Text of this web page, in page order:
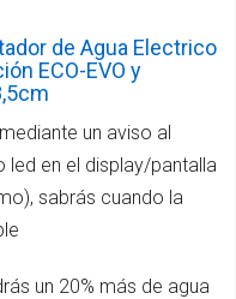
de Agua Electrico
ECO-EVO y
mediante un aviso al
en el display/pantalla
sabrás cuando la
un 20% más de agua